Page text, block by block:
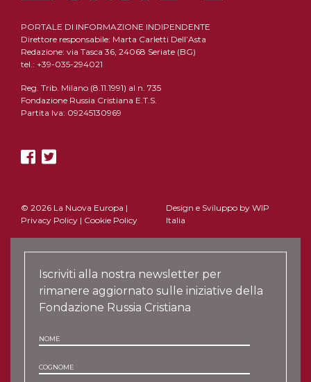
PORTALE DI INFORMAZIONE INDIPENDENTE
Direttore responsabile: Marta Carletti Dell’Asta
Redazione: via Tasca 36, 24068 Seriate (BG)
tel.: +39-035-294021
Reg. Trib. Milano (8.11.1991) al n. 735
Fondazione Russia Cristiana E.T.S.
Partita Iva: 09245130969
© 2026 La Nuova Europa |
Privacy Policy | Cookie Policy
Design e Sviluppo by WIP
Italia
Iscriviti alla nostra newsletter per
rimanere aggiornato sulle iniziative della
Fondazione Russia Cristiana
NOME
COGNOME